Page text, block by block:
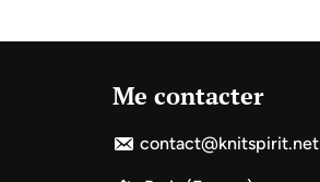
Me contacter
contact@knitspirit.net